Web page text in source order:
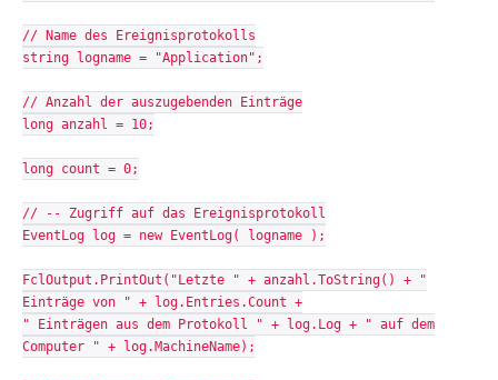
// Name des Ereignisprotokolls
string logname = "Application";
// Anzahl der auszugebenden Einträge
long anzahl = 10;
long count = 0;
// -- Zugriff auf das Ereignisprotokoll
EventLog log = new EventLog( logname );
FclOutput.PrintOut("Letzte " + anzahl.ToString() + "
Einträge von " + log.Entries.Count +
" Einträgen aus dem Protokoll " + log.Log + " auf dem
Computer " + log.MachineName);